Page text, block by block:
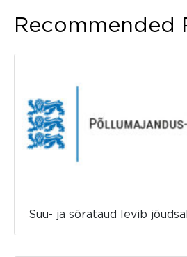
Recommended
Suu- ja sõrataud levib